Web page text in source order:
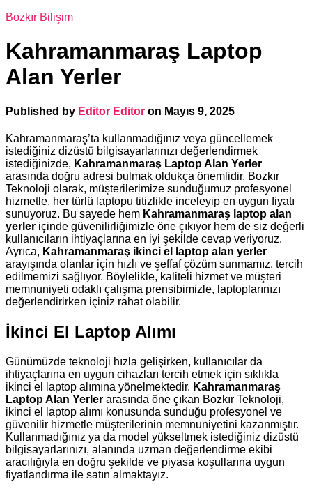
Bozkır Bilişim
Kahramanmaraş Laptop
Alan Yerler
Published by Editor Editor on Mayıs 9, 2025
Kahramanmaraş’ta kullanmadığınız veya güncellemek
istediğiniz dizüstü bilgisayarlarınızı değerlendirmek
istediğinizde, Kahramanmaraş Laptop Alan Yerler
arasında doğru adresi bulmak oldukça önemlidir. Bozkır
Teknoloji olarak, müşterilerimize sunduğumuz profesyonel
hizmetle, her türlü laptopu titizlikle inceleyip en uygun fiyatı
sunuyoruz. Bu sayede hem Kahramanmaraş laptop alan
yerler içinde güvenilirliğimizle öne çıkıyor hem de siz değerli
kullanıcıların ihtiyaçlarına en iyi şekilde cevap veriyoruz.
Ayrıca, Kahramanmaraş ikinci el laptop alan yerler
arayışında olanlar için hızlı ve şeffaf çözüm sunmamız, tercih
edilmemizi sağlıyor. Böylelikle, kaliteli hizmet ve müşteri
memnuniyeti odaklı çalışma prensibimizle, laptoplarınızı
değerlendirirken içiniz rahat olabilir.
İkinci El Laptop Alımı
Günümüzde teknoloji hızla gelişirken, kullanıcılar da
ihtiyaçlarına en uygun cihazları tercih etmek için sıklıkla
ikinci el laptop alımına yönelmektedir. Kahramanmaraş
Laptop Alan Yerler arasında öne çıkan Bozkır Teknoloji,
ikinci el laptop alımı konusunda sunduğu profesyonel ve
güvenilir hizmetle müşterilerinin memnuniyetini kazanmıştır.
Kullanmadığınız ya da model yükseltmek istediğiniz dizüstü
bilgisayarlarınızı, alanında uzman değerlendirme ekibi
aracılığıyla en doğru şekilde ve piyasa koşullarına uygun
fiyatlandırma ile satın almaktayız.